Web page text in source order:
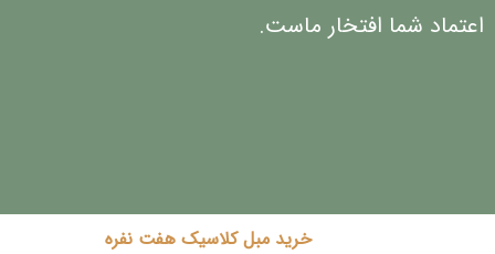
اعتماد شما افتخار ماست.
خرید مبل کلاسیک هفت نفره